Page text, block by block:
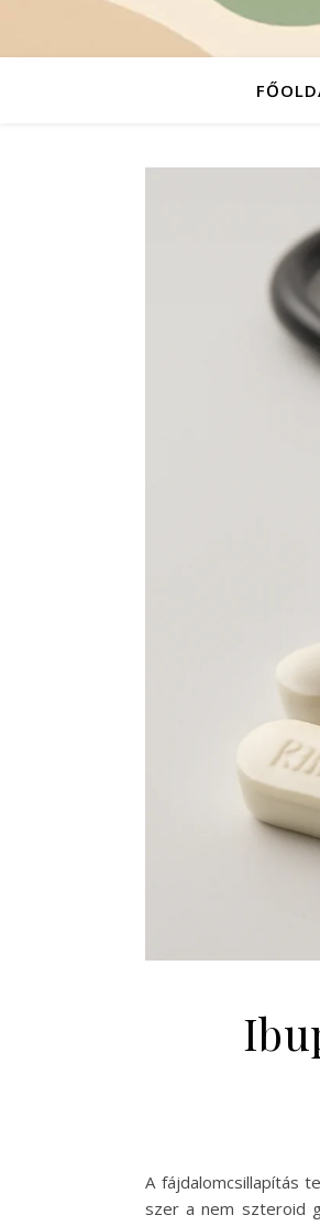
A fájdalomcsillapítás
szer a nem szteroid